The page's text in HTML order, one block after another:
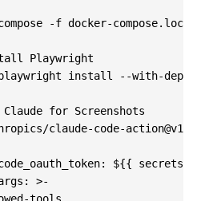
-f docker-
Playwright
install --with-deps
Claude for Screenshots
claude-code-action@v1
:
${{
:
>-